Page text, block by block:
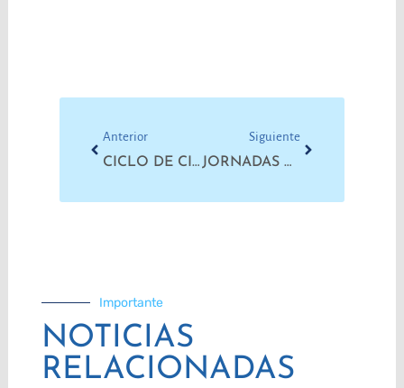
Anterior
CICLO DE CINE SOCIOAMBIENTAL CON DEBATE
Siguiente
JORNADAS DE FORMACIÓN | POR SECTORES DE TRABAJO LIBRES DE VIOLENCIA
Importante
NOTICIAS
RELACIONADAS